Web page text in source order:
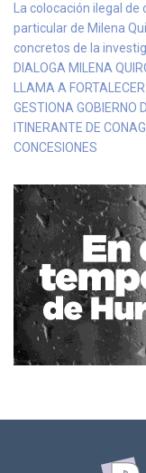
La colocación ilegal
particular de Milena
concretos de la
DIALOGA MILENA
LLAMA A
GESTIONA GOBIERNO
ITINERANTE DE
CONCESIONES